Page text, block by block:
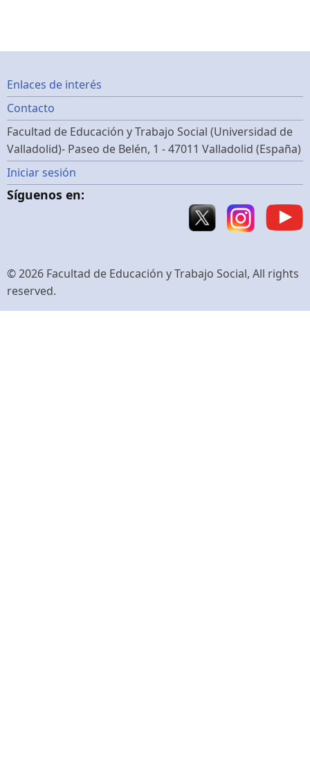
Footer
menu
Enlaces de interés
Contacto
Facultad de Educación y Trabajo Social (Universidad de
Valladolid)- Paseo de Belén, 1 - 47011 Valladolid (España)
Menú
de
de
usuario
Iniciar sesión
Síguenos en:
© 2026 Facultad de Educación y Trabajo Social, All rights
reserved.